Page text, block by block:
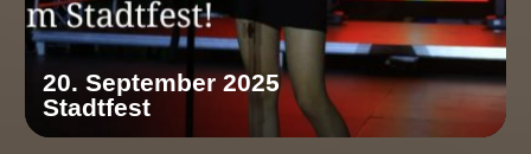
20. September 2025
Stadtfest